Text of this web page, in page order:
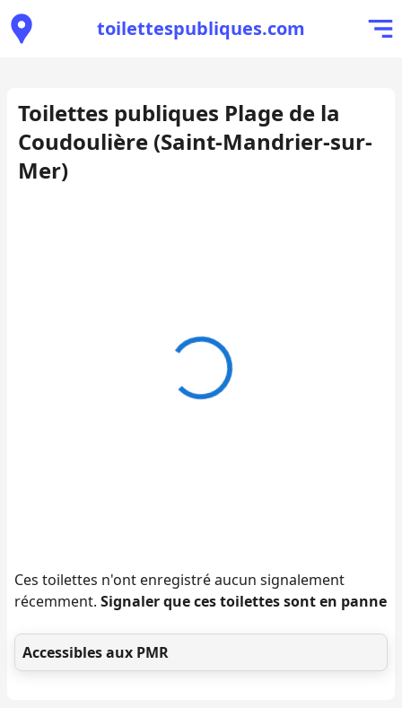
toilettespubliques.com
Toilettes publiques Plage de la
Coudoulière (Saint-Mandrier-sur-
Mer)
Ces toilettes n'ont enregistré aucun signalement
récemment. Signaler que ces toilettes sont en panne
Accessibles aux PMR